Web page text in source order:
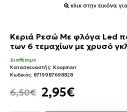
κλικ στην εικόνα
Κεριά Ρεσώ Με φλόγα Led
των 6 τεμαχίων με χρυσό
2,95€
6,50€
Διαθέσιμο
Κατασκευαστής: Koopman
Κωδικός: 8719987698828